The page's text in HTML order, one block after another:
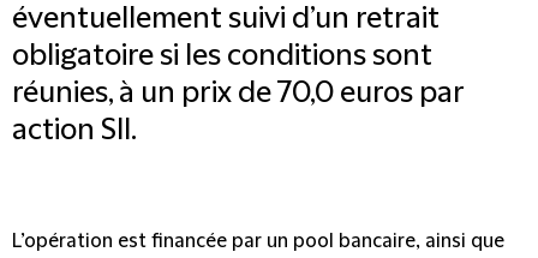
éventuellement suivi d’un retrait
obligatoire si les conditions sont
réunies, à un prix de 70,0 euros par
action SII.
L’opération est financée par un pool bancaire, ainsi que